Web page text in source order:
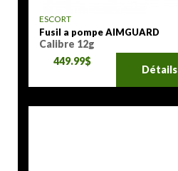
ESCORT
Fusil a pompe AIMGUARD
Calibre 12g
449.99$
Détails